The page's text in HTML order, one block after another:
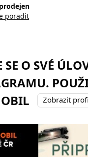
poradit
SE O SVÉ
Zobrazit